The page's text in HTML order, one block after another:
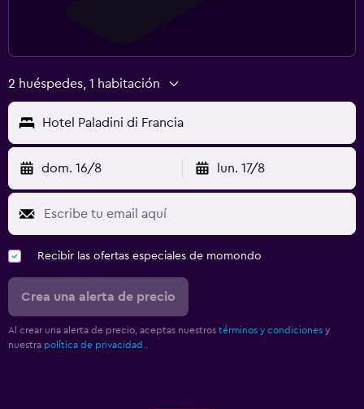
2 huéspedes, 1 habitación
Hotel Paladini di Francia
dom. 16/8 lun. 17/8
Recibir las ofertas especiales de momondo
Crea una alerta de precio
Al crear una alerta de precio, aceptas nuestros términos y condiciones y
nuestra política de privacidad.